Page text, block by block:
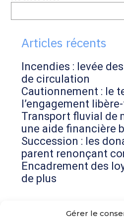
Gérer le
sidebar
Articles récents
Incendies : levée
de circulation
Cautionnement : le
l’engagement
Transport fluvial de
une aide financière
Succession : les
parent renonçant
Encadrement des
de plus
Commentaires